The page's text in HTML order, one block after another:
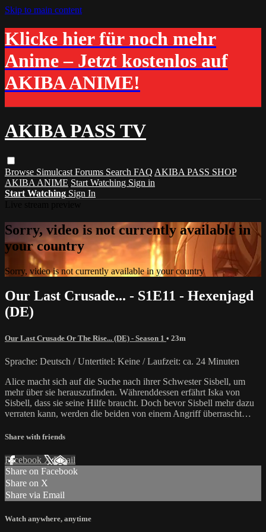
Skip to main content
Klicke hier für noch mehr
Anime – Jetzt kostenlos auf
AKIBA ANIME!
AKIBA PASS TV
Browse Simulcast Forums Search FAQ AKIBA PASS SHOP
AKIBA ANIME Start Watching Sign in
Start Watching Sign In
Sorry, video is not currently available in
your country
Sorry, video is not currently available in your country
Our Last Crusade... - S1E11 - Hexenjagd
(DE)
Our Last Crusade Or The Rise... (DE) - Season 1 • 23m
Sprache: Deutsch / Untertitel: Keine / Laufzeit: ca. 24 Minuten
Alice macht sich auf die Suche nach ihrer Schwester Sisbell, um
mehr über sie herauszufinden. Währenddessen erfährt Iska von
Sisbell, dass sie seine Hilfe braucht. Doch bevor Sisbell mehr dazu
verraten kann, werden die beiden von einem Angriff überrascht…
Share with friends
Facebook XEmail
Share on Facebook
Share on X
Share via Email
Watch anywhere, anytime